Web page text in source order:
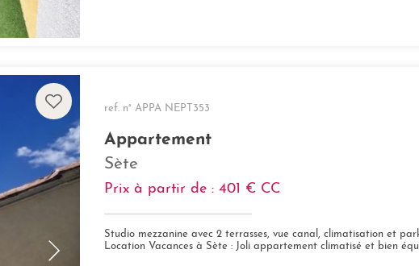
ref. n° APPA NEPT353
Appartement
Sète
Prix à partir de : 401 € CC
Studio mezzanine avec 2 terrasses, vue canal, climatisation et
Location Vacances à Sète : Joli appartement climatisé et bien équipé, cet